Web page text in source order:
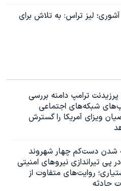
لیز تراس: به تلاش برای
ترامپ دامنه بررسی
شبکه‌های اجتماعی
ویزای آمریکا را گسترش
شدن دست‌کم چهار شهروند
پی تیراندازی نیروهای امنیتی
روایت‌های متفاوت از
حادثه